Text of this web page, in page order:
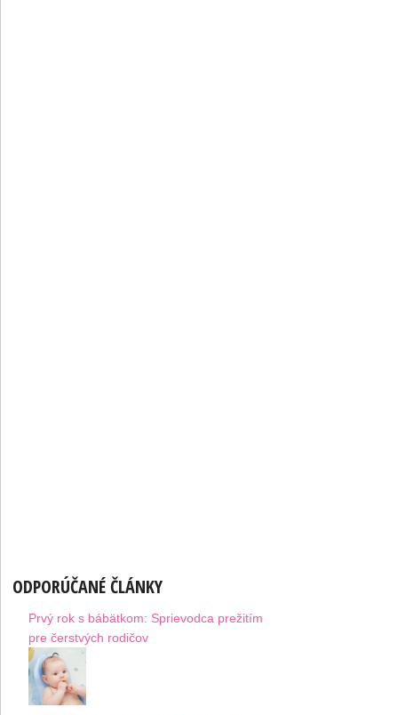
ODPORÚČANÉ ČLÁNKY
Prvý rok s bábätkom: Sprievodca prežitím
pre čerstvých rodičov